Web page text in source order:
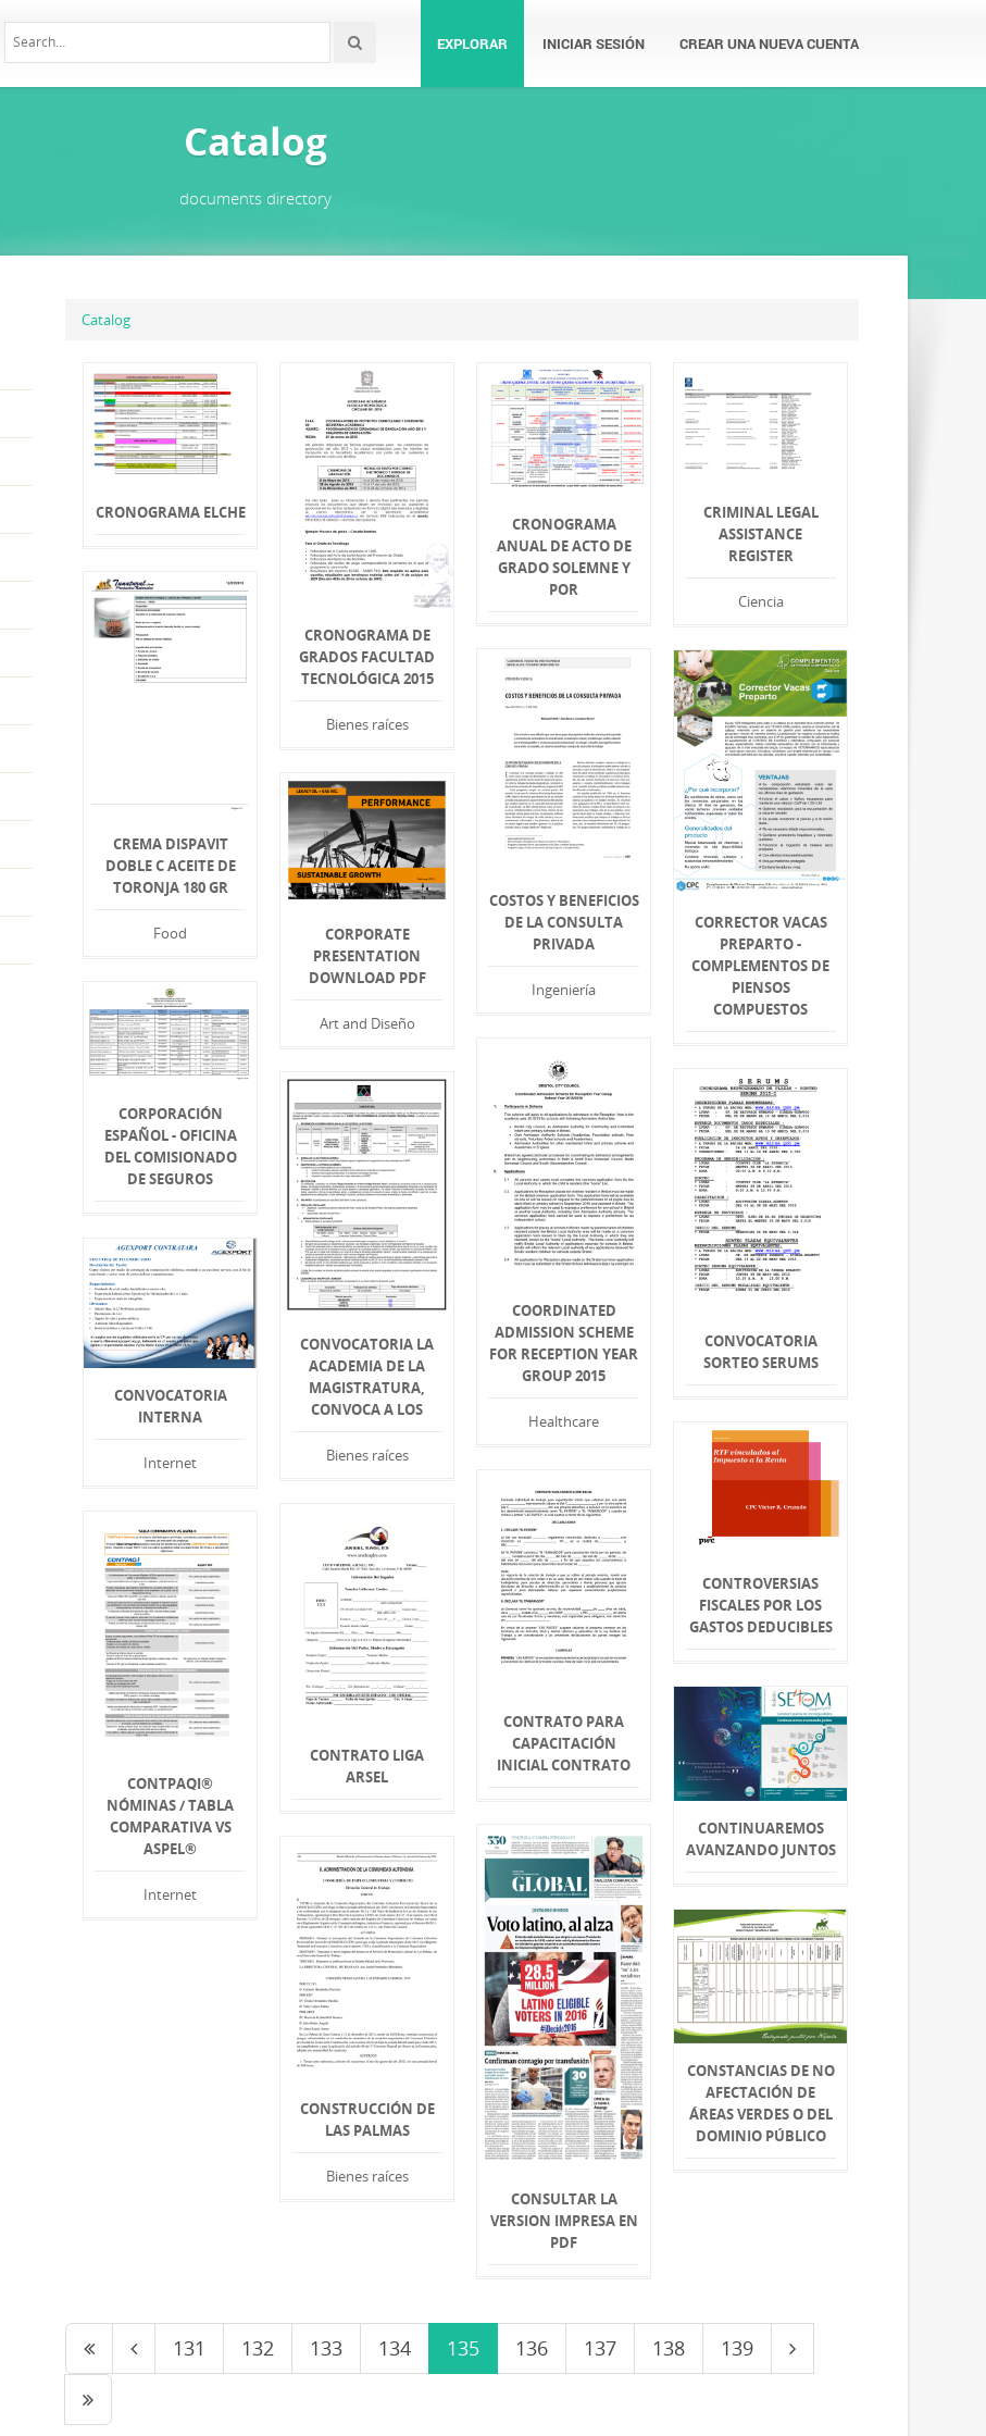
EXPLORAR INICIAR SESIÓN CREAR UNA NUEVA CUENTA
Catalog
documents directory
Catalog
CRONOGRAMA ELCHE
CRONOGRAMA DE
GRADOS FACULTAD
TECNOLÓGICA 2015
Bienes raíces
CRONOGRAMA
ANUAL DE ACTO DE
GRADO SOLEMNE Y
POR
CRIMINAL LEGAL
ASSISTANCE
REGISTER
Ciencia
CREMA DISPAVIT
DOBLE C ACEITE DE
TORONJA 180 GR
Food
COSTOS Y BENEFICIOS
DE LA CONSULTA
PRIVADA
Ingeniería
CORRECTOR VACAS
PREPARTO -
COMPLEMENTOS DE
PIENSOS
COMPUESTOS
CORPORATE
PRESENTATION
DOWNLOAD PDF
Art and Diseño
CORPORACIÓN
ESPAÑOL - OFICINA
DEL COMISIONADO
DE SEGUROS
COORDINATED
ADMISSION SCHEME
FOR RECEPTION YEAR
GROUP 2015
Healthcare
CONVOCATORIA
SORTEO SERUMS
CONVOCATORIA LA
ACADEMIA DE LA
MAGISTRATURA,
CONVOCA A LOS
Bienes raíces
CONVOCATORIA
INTERNA
Internet
CONTROVERSIAS
FISCALES POR LOS
GASTOS DEDUCIBLES
CONTRATO PARA
CAPACITACIÓN
INICIAL CONTRATO
CONTRATO LIGA
ARSEL
CONTPAQI®
NÓMINAS / TABLA
COMPARATIVA VS
ASPEL®
Internet
CONTINUAREMOS
AVANZANDO JUNTOS
CONSULTAR LA
VERSION IMPRESA EN
PDF
CONSTRUCCIÓN DE
LAS PALMAS
Bienes raíces
CONSTANCIAS DE NO
AFECTACIÓN DE
ÁREAS VERDES O DEL
DOMINIO PÚBLICO
131 132 133 134 135 136 137 138 139